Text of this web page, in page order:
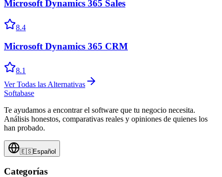
Microsoft Dynamics 365 Sales
8.4
Microsoft Dynamics 365 CRM
8.1
Ver Todas las Alternativas
Softabase
Te ayudamos a encontrar el software que tu negocio necesita.
Análisis honestos, comparativas reales y opiniones de quienes los
han probado.
🇪🇸Español
Categorías